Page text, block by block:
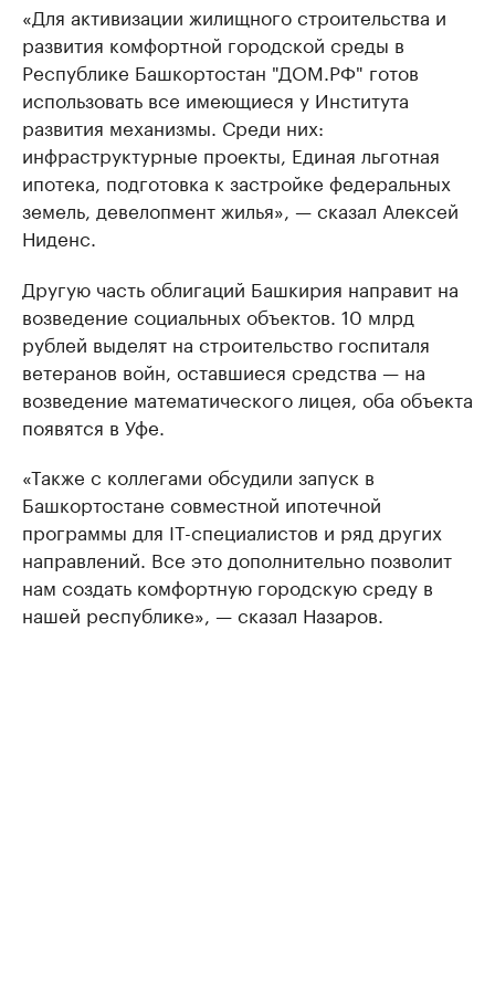
«Для активизации жилищного строительства и
развития комфортной городской среды в
Республике Башкортостан "ДОМ.РФ" готов
использовать все имеющиеся у Института
развития механизмы. Среди них:
инфраструктурные проекты, Единая льготная
ипотека, подготовка к застройке федеральных
земель, девелопмент жилья», — сказал Алексей
Ниденс.
Другую часть облигаций Башкирия направит на
возведение социальных объектов. 10 млрд
рублей выделят на строительство госпиталя
ветеранов войн, оставшиеся средства — на
возведение математического лицея, оба объекта
появятся в Уфе.
«Также с коллегами обсудили запуск в
Башкортостане совместной ипотечной
программы для IT-специалистов и ряд других
направлений. Все это дополнительно позволит
нам создать комфортную городскую среду в
нашей республике», — сказал Назаров.